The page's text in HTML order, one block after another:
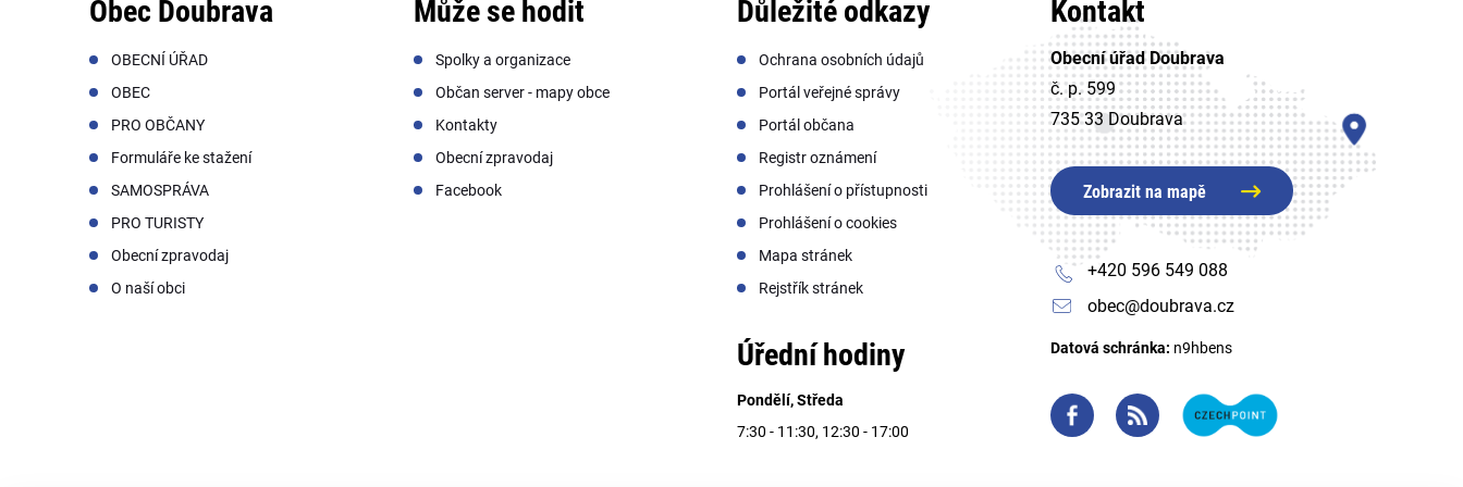
Obec Doubrava
OBECNÍ ÚŘAD
OBEC
PRO OBČANY
Formuláře ke stažení
SAMOSPRÁVA
PRO TURISTY
Obecní zpravodaj
O naší obci
Může se hodit
Spolky a organizace
Občan server - mapy obce
Kontakty
Obecní zpravodaj
Facebook
Důležité odkazy
Ochrana osobních údajů
Portál veřejné správy
Portál občana
Registr oznámení
Prohlášení o přístupnosti
Prohlášení o cookies
Mapa stránek
Rejstřík stránek
Úřední hodiny
Pondělí, Středa
7:30 - 11:30, 12:30 - 17:00
Kontakt
Obecní úřad Doubrava
č. p. 599
735 33 Doubrava
Zobrazit na mapě
+420 596 549 088
obec@doubrava.cz
Datová schránka: n9hbens